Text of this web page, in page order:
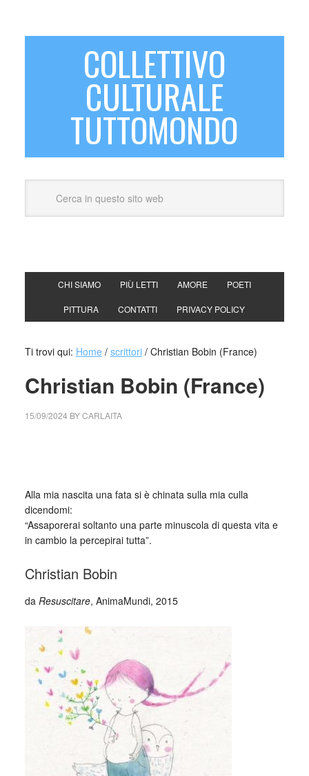
COLLETTIVO
CULTURALE
TUTTOMONDO
CHI SIAMO PIÙ LETTI AMORE POETI
PITTURA CONTATTI PRIVACY POLICY
Ti trovi qui: Home / scrittori /Christian Bobin (France)
Christian Bobin (France)
15/09/2024 BYCARLAITA
Alla mia nascita una fata si è chinata sulla mia culla
dicendomi:
“Assaporerai soltanto una parte minuscola di questa vita e
in cambio la percepirai tutta”.
Christian Bobin
da Resuscitare, AnimaMundi, 2015